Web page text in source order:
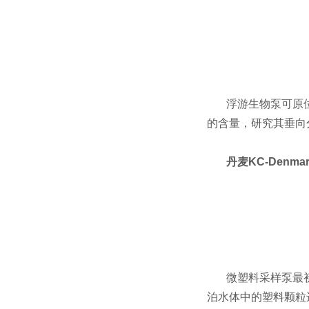
浮游生物泵可原
的含量，研究其垂
丹麦KC-
微塑料采样泵最
泊水体中的塑料颗